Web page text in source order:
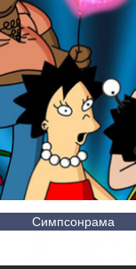
Симпсонрама